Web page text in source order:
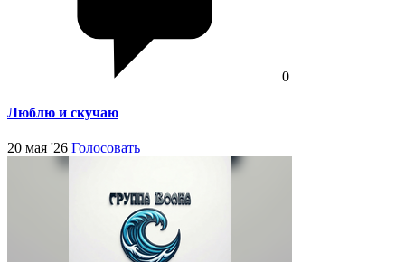
0
Люблю и скучаю
20 мая '26 Голосовать